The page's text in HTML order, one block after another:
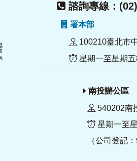
諮詢專線：
署本部
100210臺北市
星期一至星期五
南投辦公區
540202南
星期一至
（公司登記